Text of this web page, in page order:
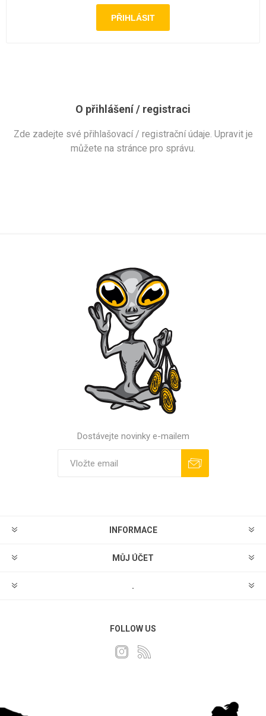
O přihlášení / registraci
Zde zadejte své přihlašovací / registrační údaje. Upravit je
můžete na stránce pro správu.
Dostávejte novinky e-mailem
INFORMACE
MŮJ ÚČET
.
FOLLOW US